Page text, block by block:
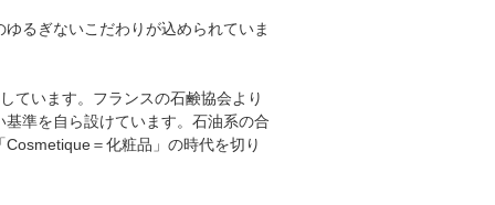
るぎないこだわりが込められていま
ています。フランスの石鹸協会より
準を自ら設けています。石油系の合
＝化粧品」の時代を切り